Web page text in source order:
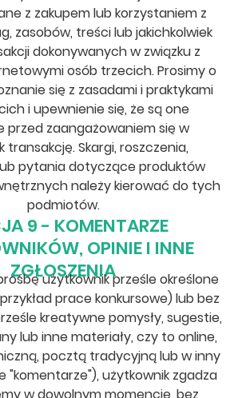
z zakupem lub korzystaniem z
zasobów, treści lub jakichkolwiek
dokonywanych w związku z
osób trzecich. Prosimy o
się z zasadami i praktykami
i upewnienie się, że są one
przed zaangażowaniem się w
transakcję. Skargi, roszczenia,
pytania dotyczące produktów
należy kierować do tych
podmiotów.
9 - KOMENTARZE
OPINIE I INNE
ZGŁOSZENIA
użytkownik prześle określone
prace konkursowe) lub bez
kreatywne pomysły, sugestie,
lub inne materiały, czy to online,
pocztą tradycyjną lub w inny
"komentarze"), użytkownik zgadza
w dowolnym momencie, bez